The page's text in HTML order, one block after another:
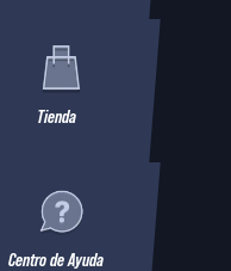
Tienda
Centro de Ayuda